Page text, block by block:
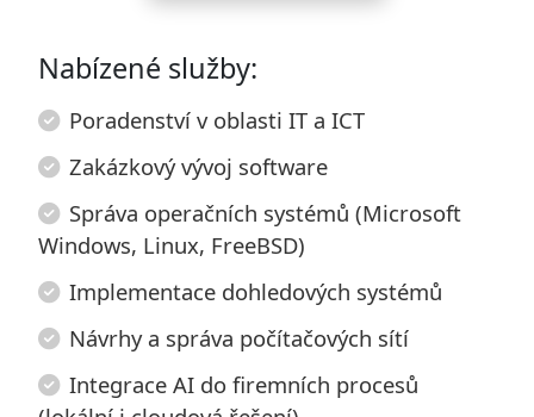
Nabízené služby:
Poradenství v oblasti IT a ICT
Zakázkový vývoj software
Správa operačních systémů (Microsoft
Windows, Linux, FreeBSD)
Implementace dohledových systémů
Návrhy a správa počítačových sítí
Integrace AI do firemních procesů